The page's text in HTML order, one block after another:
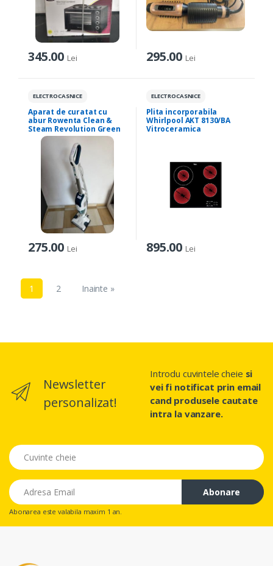
345.00 Lei 295.00 Lei
ELECTROCASNICE
Aparat de curatat cu
abur Rowenta Clean &
Steam Revolution Green
275.00 Lei
ELECTROCASNICE
Plita incorporabila
Whirlpool AKT 8130/BA
Vitroceramica
895.00 Lei
1 2 Inainte »
Newsletter
personalizat!
Introdu cuvintele cheie si
vei fi notificat prin email
cand produsele cautate
intra la vanzare.
Email
Abonare
Abonarea este valabila maxim 1 an.